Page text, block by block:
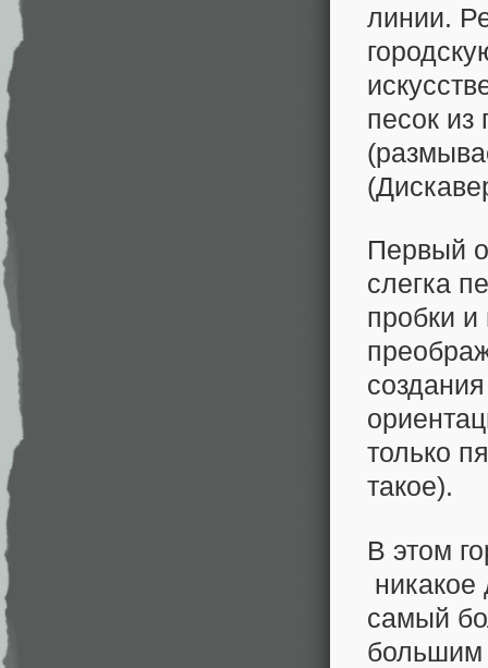
линии.
песок из
Первый
слегка
пробки и
только
такое).
В этом
самый
большим